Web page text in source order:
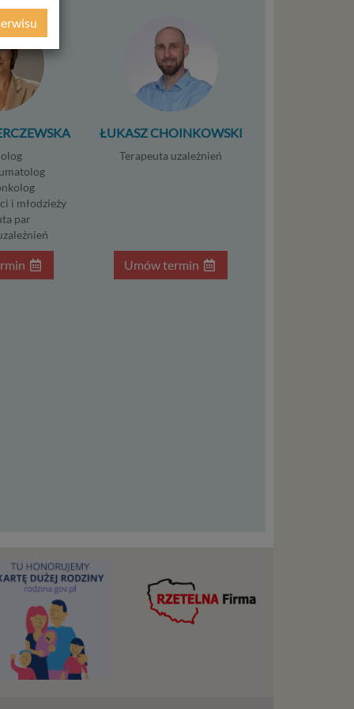
i młodzieży
par
ŁUKASZ CHOINKOWSKI
Terapeuta uzależnień
Umów termin
W tej
do
na
o
konto,
Ciebie
Ci
Ta